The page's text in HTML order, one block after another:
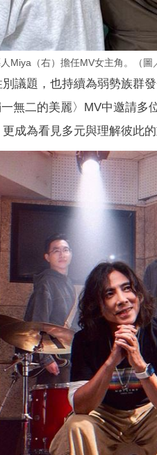
Miya（右）擔任MV女主角。（圖
議題，也持續為弱勢族群
無二的美麗〉MV中邀請多
成為看見多元與理解彼此的